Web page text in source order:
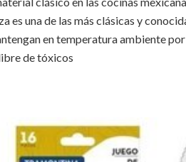
una de las más clásicas y
en temperatura ambiente por
de tóxicos